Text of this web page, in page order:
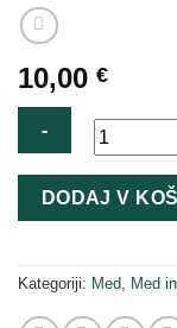
10,00 €
Kostanjev
g
količina
DODAJ V
Kategoriji: Med Med